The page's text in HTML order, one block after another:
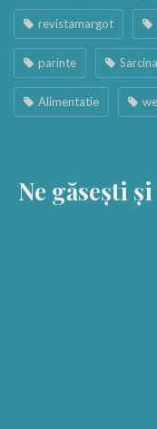
revistamargot
parinte Sarcina
Alimentatie
Ne găsești